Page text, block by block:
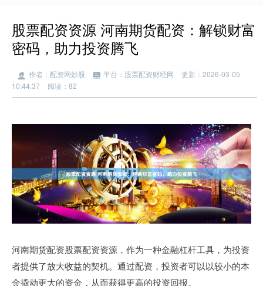
股票配资资源 河南期货配资：解锁财富
密码，助力投资腾飞
作者：配资网炒股 平台：股票配资财经网
更新：2026-03-05
10:44:37
阅读：82
河南期货配资股票配资资源，作为一种金融杠杆工具，为投资
者提供了放大收益的契机。通过配资，投资者可以以较小的本
金撬动更大的资金，从而获得更高的投资回报。